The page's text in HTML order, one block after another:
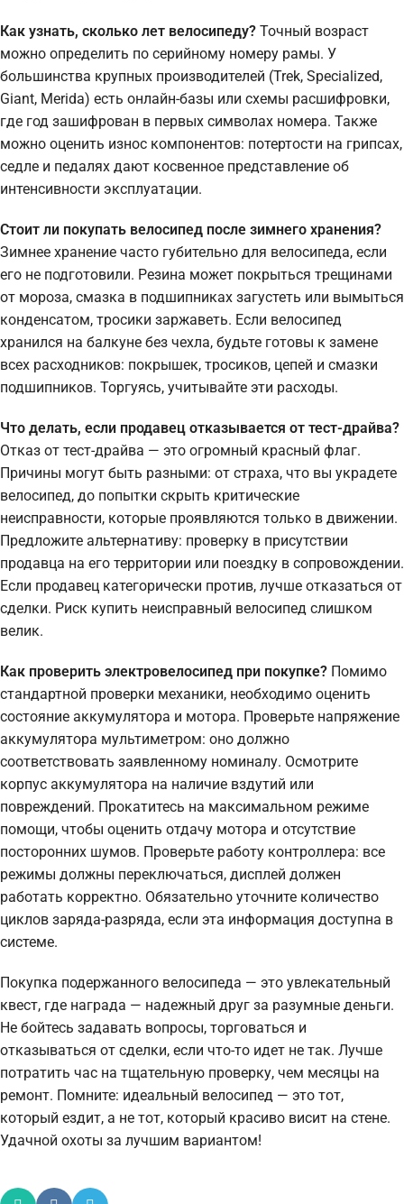
Как узнать, сколько лет велосипеду? Точный возраст
можно определить по серийному номеру рамы. У
большинства крупных производителей (Trek, Specialized,
Giant, Merida) есть онлайн-базы или схемы расшифровки,
где год зашифрован в первых символах номера. Также
можно оценить износ компонентов: потертости на грипсах,
седле и педалях дают косвенное представление об
интенсивности эксплуатации.
Стоит ли покупать велосипед после зимнего хранения?
Зимнее хранение часто губительно для велосипеда, если
его не подготовили. Резина может покрыться трещинами
от мороза, смазка в подшипниках загустеть или вымыться
конденсатом, тросики заржаветь. Если велосипед
хранился на балкуне без чехла, будьте готовы к замене
всех расходников: покрышек, тросиков, цепей и смазки
подшипников. Торгуясь, учитывайте эти расходы.
Что делать, если продавец отказывается от тест-драйва?
Отказ от тест-драйва — это огромный красный флаг.
Причины могут быть разными: от страха, что вы украдете
велосипед, до попытки скрыть критические
неисправности, которые проявляются только в движении.
Предложите альтернативу: проверку в присутствии
продавца на его территории или поездку в сопровождении.
Если продавец категорически против, лучше отказаться от
сделки. Риск купить неисправный велосипед слишком
велик.
Как проверить электровелосипед при покупке? Помимо
стандартной проверки механики, необходимо оценить
состояние аккумулятора и мотора. Проверьте напряжение
аккумулятора мультиметром: оно должно
соответствовать заявленному номиналу. Осмотрите
корпус аккумулятора на наличие вздутий или
повреждений. Прокатитесь на максимальном режиме
помощи, чтобы оценить отдачу мотора и отсутствие
посторонних шумов. Проверьте работу контроллера: все
режимы должны переключаться, дисплей должен
работать корректно. Обязательно уточните количество
циклов заряда-разряда, если эта информация доступна в
системе.
Покупка подержанного велосипеда — это увлекательный
квест, где награда — надежный друг за разумные деньги.
Не бойтесь задавать вопросы, торговаться и
отказываться от сделки, если что-то идет не так. Лучше
потратить час на тщательную проверку, чем месяцы на
ремонт. Помните: идеальный велосипед — это тот,
который ездит, а не тот, который красиво висит на стене.
Удачной охоты за лучшим вариантом!